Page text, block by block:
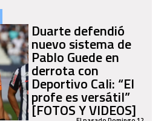
Duarte defendió
nuevo sistema de
Pablo Guede en
derrota con
Deportivo Cali: “El
profe es versátil”
[FOTOS Y VIDEOS]